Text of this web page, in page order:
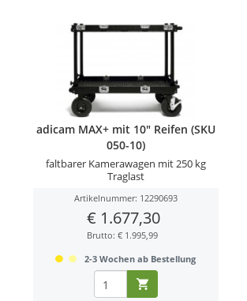
adicam MAX+ mit 10" Reifen (SKU
050-10)
faltbarer Kamerawagen mit 250 kg
Traglast
Artikelnummer: 12290693
€ 1.677,30
Brutto: € 1.995,99
2-3 Wochen ab Bestellung